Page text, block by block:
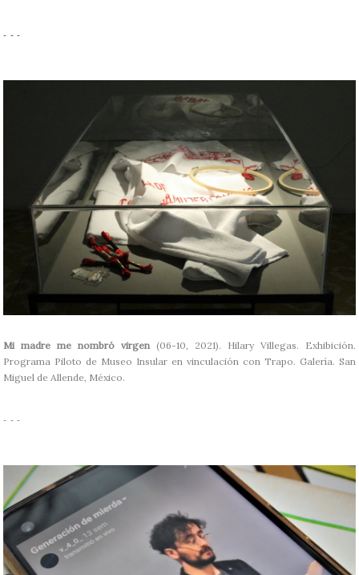
- - -
Mi madre me nombró virgen(06-10, 2021). Hilary Villegas. Exhibición.
Programa Piloto de Museo Insular en vinculación con Trapo. Galería. San
Miguel de Allende, México.
- - -